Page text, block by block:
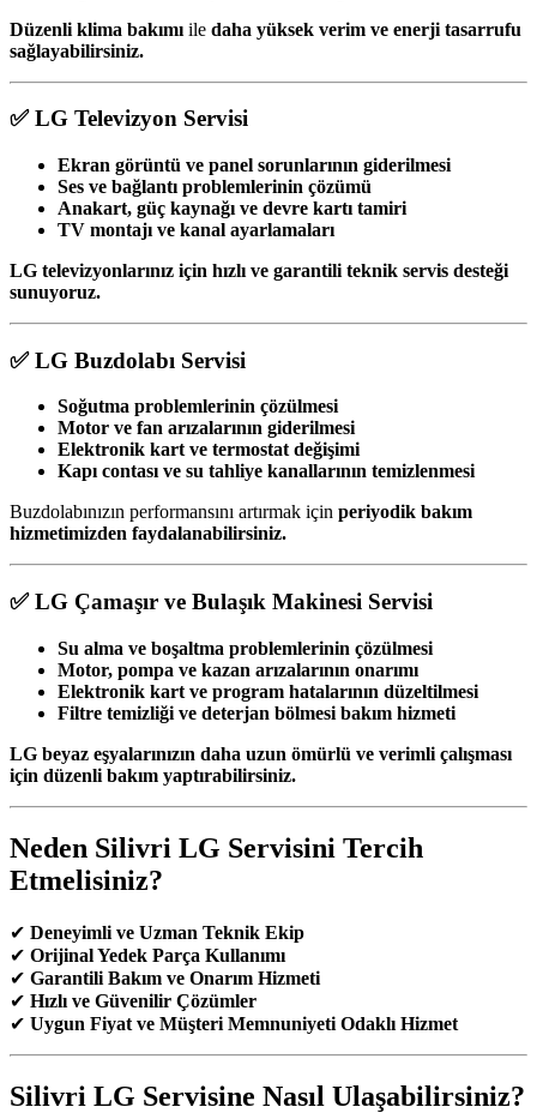
Düzenli klima bakımı ile daha yüksek verim ve enerji tasarrufu
sağlayabilirsiniz.
✅ LG Televizyon Servisi
Ekran görüntü ve panel sorunlarının giderilmesi
Ses ve bağlantı problemlerinin çözümü
Anakart, güç kaynağı ve devre kartı tamiri
TV montajı ve kanal ayarlamaları
LG televizyonlarınız için hızlı ve garantili teknik servis desteği
sunuyoruz.
✅ LG Buzdolabı Servisi
Soğutma problemlerinin çözülmesi
Motor ve fan arızalarının giderilmesi
Elektronik kart ve termostat değişimi
Kapı contası ve su tahliye kanallarının temizlenmesi
Buzdolabınızın performansını artırmak için periyodik bakım
hizmetimizden faydalanabilirsiniz.
✅ LG Çamaşır ve Bulaşık Makinesi Servisi
Su alma ve boşaltma problemlerinin çözülmesi
Motor, pompa ve kazan arızalarının onarımı
Elektronik kart ve program hatalarının düzeltilmesi
Filtre temizliği ve deterjan bölmesi bakım hizmeti
LG beyaz eşyalarınızın daha uzun ömürlü ve verimli çalışması
için düzenli bakım yaptırabilirsiniz.
Neden Silivri LG Servisini Tercih
Etmelisiniz?
✔ Deneyimli ve Uzman Teknik Ekip
✔ Orijinal Yedek Parça Kullanımı
✔ Garantili Bakım ve Onarım Hizmeti
✔ Hızlı ve Güvenilir Çözümler
✔ Uygun Fiyat ve Müşteri Memnuniyeti Odaklı Hizmet
Silivri LG Servisine Nasıl Ulaşabilirsiniz?